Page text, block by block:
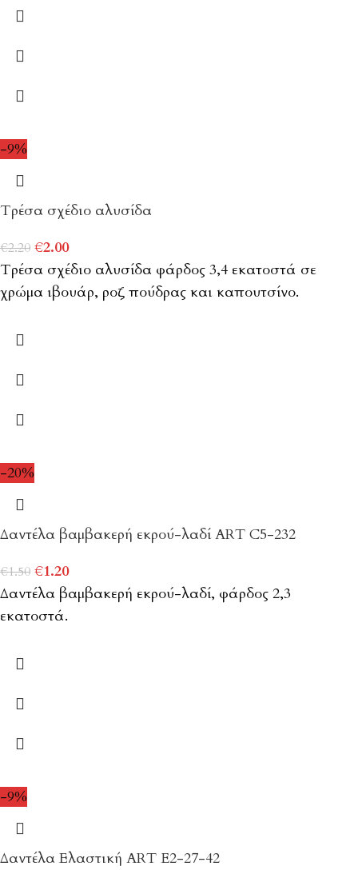
-9%
Τρέσα σχέδιο αλυσίδα
€2.20 €2.00
Τρέσα σχέδιο αλυσίδα φάρδος 3,4 εκατοστά σε
χρώμα ιβουάρ, ροζ πούδρας και καπουτσίνο.
-20%
Δαντέλα βαμβακερή εκρού-λαδί ART C5-232
€1.50 €1.20
Δαντέλα βαμβακερή εκρού-λαδί, φάρδος 2,3
εκατοστά.
-9%
Δαντέλα Ελαστική ART E2-27-42